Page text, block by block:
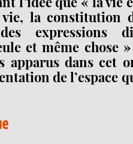
la constitution
expressions
et même chose
apparus dans cet
de l’espace